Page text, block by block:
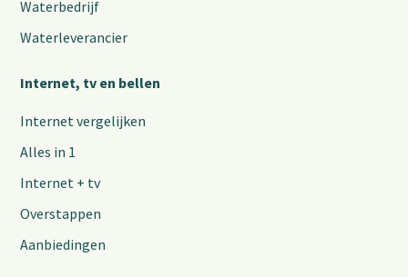
Waterbedrijf
Waterleverancier
Internet, tv en bellen
Internet vergelijken
Alles in 1
Internet + tv
Overstappen
Aanbiedingen